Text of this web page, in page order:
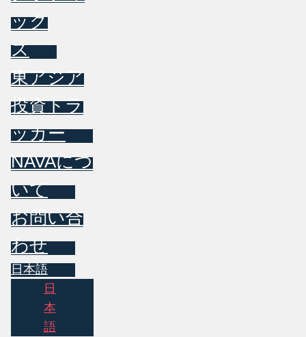
ック
ス
東アジア
投資トラ
ッカー
NAVAにつ
いて
お問い合
わせ
日本語
日
本
語